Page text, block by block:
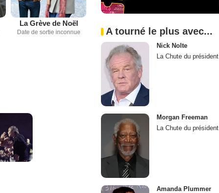
La Grève de Noël
Date de sortie inconnue A tourné le plus avec...
Nick Nolte
La Chute du président
Morgan Freeman
La Chute du président
Amanda Plummer